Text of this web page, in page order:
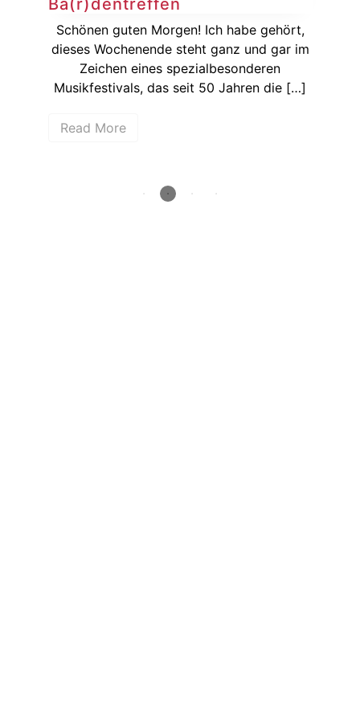
Ba(r)dentreffen
Schönen guten Morgen! Ich habe gehört,
dieses Wochenende steht ganz und gar im
Zeichen eines spezialbesonderen
Musikfestivals, das seit 50 Jahren die […]
Read More